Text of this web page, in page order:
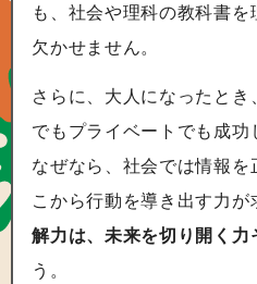
も、社会や理科の教科書
欠かせません。
さらに、大人になったと
でもプライベートでも成功
なぜなら、社会では情報
こから行動を導き出す力が
解力は、未来を切り開く力
う。